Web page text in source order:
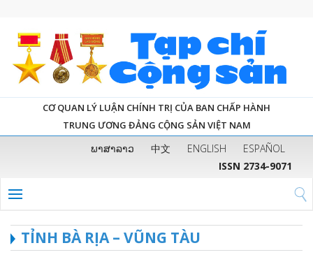
CƠ QUAN LÝ LUẬN CHÍNH TRỊ CỦA BAN CHẤP HÀNH
TRUNG ƯƠNG ĐẢNG CỘNG SẢN VIỆT NAM
ພາສາລາວ 中文 ENGLISH
ESPAÑOL
ISSN 2734-9071
TỈNH BÀ RỊA – VŨNG TÀU